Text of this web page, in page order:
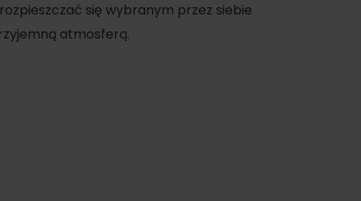
się wybranym przez siebie
atmosferą.